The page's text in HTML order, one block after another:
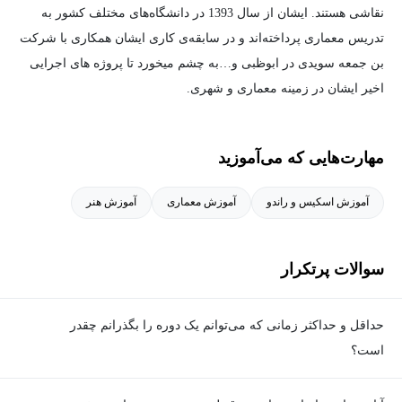
آموزش‌های پیش‌­نیاز و مکمل:
برای شروع آموزش اسکیس معماری، به هیچگونه پیش‌نیازی لازم
نداشته و تنها کافیست با آموزش مدرس همراه شده و قلم را در دستان
برای درک هرچه بیشتر مفاهیم دوره و تکمیل آن، دوره‌ی ترسیمات فنی،
نقاشی هستند. ایشان از سال 1393 در دانشگاه‌های مختلف کشور به
تدریس معماری پرداخته‌اند و در سابقه‌ی کاری ایشان همکاری با شرکت
بن جمعه سویدی در ابوظبی و…به چشم میخورد تا پروژه های اجرایی
اخیر ایشان در زمینه معماری و شهری.
استقبال مخاطبان قرار گرفته است.
استقبال مخاطبان قرار گرفته است.
از دستاوردهای حرفه‌ای م می‌توان بهندس امتیازی ه موارد زیر اشاره
کرد:
مولف کتاب پر فروش فرم معماری
مهارت‌هایی که می‌آموزید
آموزش اسکیس و راندو آموزش معماری آموزش هنر
سوالات پرتکرار
حداقل و حداکثر زمانی که می‌توانم یک دوره را بگذرانم چقدر
است؟